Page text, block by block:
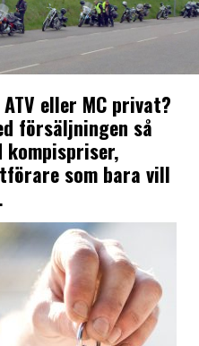
eller MC privat?
försäljningen så
kompispriser,
som bara vill